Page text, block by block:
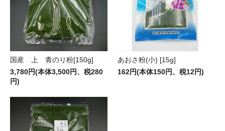
国産 上 青のり粉[150g]
3,780円(本体3,500円、税280
円)
あおさ粉(小) [15g]
162円(本体150円、税12円)